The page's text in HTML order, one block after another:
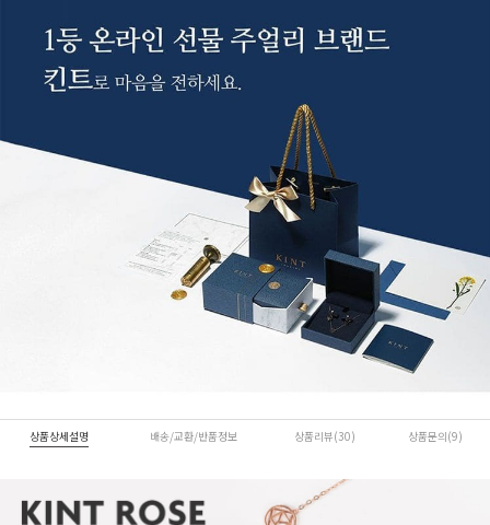
상품상세설명 배송/교환/반품정보 상품리뷰(30) 상품문의(9)